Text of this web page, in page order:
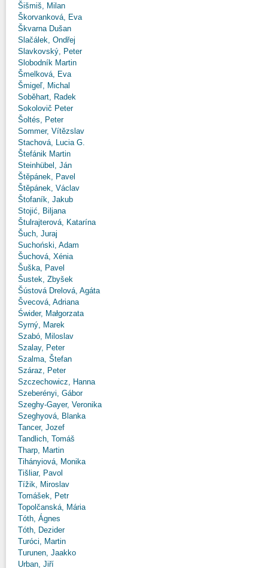
Šišmiš, Milan
Škorvanková, Eva
Škvarna Dušan
Slačálek, Ondřej
Slavkovský, Peter
Slobodník Martin
Šmelková, Eva
Šmigeľ, Michal
Soběhart, Radek
Sokolovič Peter
Šoltés, Peter
Sommer, Vítězslav
Stachová, Lucia G.
Štefánik Martin
Steinhübel, Ján
Štěpánek, Pavel
Štěpánek, Václav
Štofaník, Jakub
Stojić, Biljana
Štulrajterová, Katarína
Šuch, Juraj
Suchoński, Adam
Šuchová, Xénia
Šuška, Pavel
Šustek, Zbyšek
Šústová Drelová, Agáta
Švecová, Adriana
Świder, Małgorzata
Syrný, Marek
Szabó, Miloslav
Szalay, Peter
Szalma, Štefan
Száraz, Peter
Szczechowicz, Hanna
Szeberényi, Gábor
Szeghy-Gayer, Veronika
Szeghyová, Blanka
Tancer, Jozef
Tandlich, Tomáš
Tharp, Martin
Tihányiová, Monika
Tišliar, Pavol
Tížik, Miroslav
Tomášek, Petr
Topolčanská, Mária
Tóth, Ágnes
Tóth, Dezider
Turóci, Martin
Turunen, Jaakko
Urban, Jiří